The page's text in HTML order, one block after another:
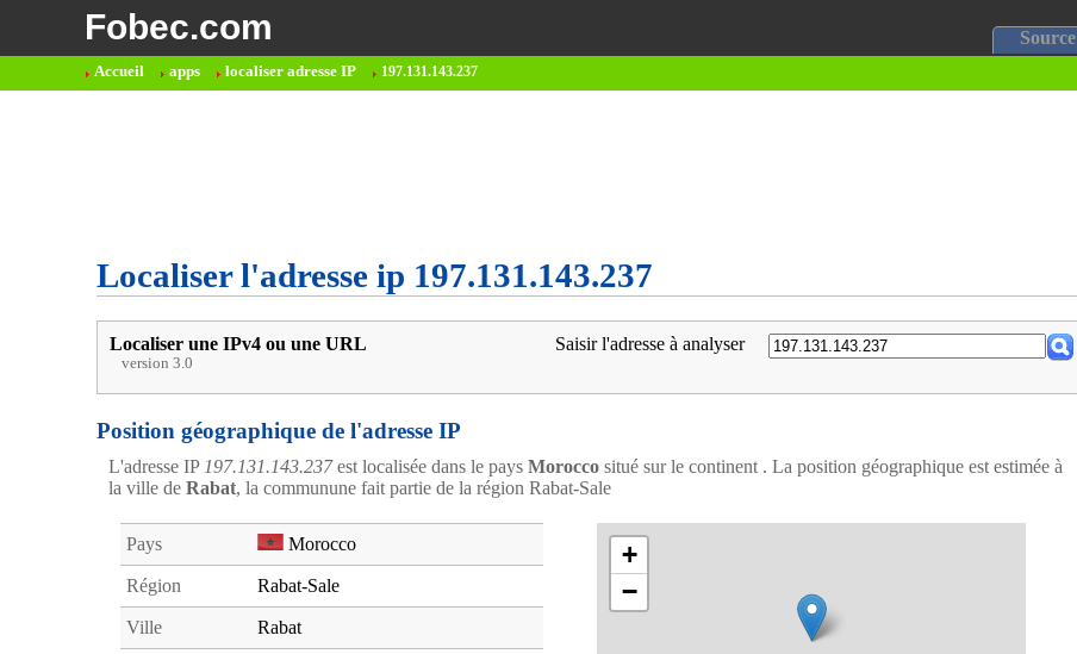
Fobec.com Source
Accueil apps localiser adresse IP 197.131.143.237
Localiser l'adresse ip 197.131.143.237
Localiser une IPv4 ou une URL
version 3.0
Saisir l'adresse à analyser
Position géographique de l'adresse IP
L'adresse IP 197.131.143.237est localisée dans le pays Morocco situé sur le continent . La position géographique est estimée à
la ville de Rabat, la communune fait partie de la région Rabat-Sale
Pays Morocco
Région Rabat-Sale
Ville Rabat
+
−